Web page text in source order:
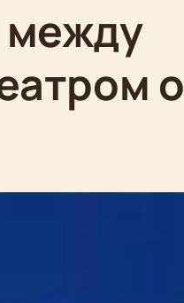
между
о